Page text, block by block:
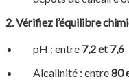
2. Vérifiez l’équilibre
pH : entre 7,2 et 7,6
Alcalinité : entre80